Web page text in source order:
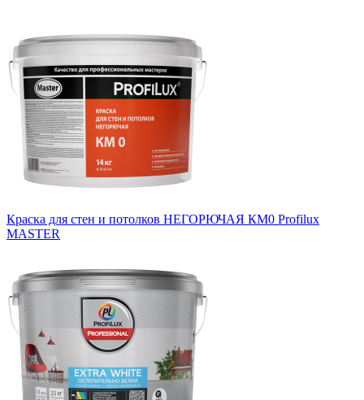
Краска для стен и потолков НЕГОРЮЧАЯ КМ0 Profilux
MASTER